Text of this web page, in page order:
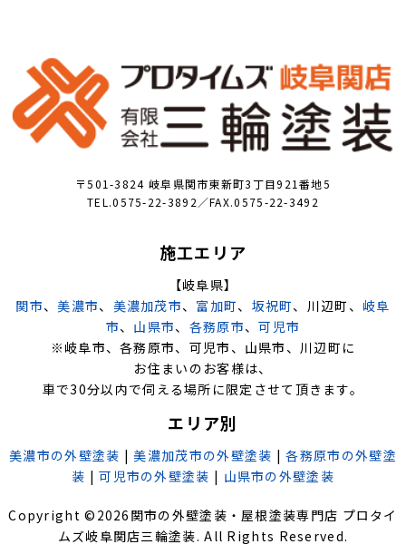
〒501-3824 岐阜県関市東新町3丁目921番地5
TEL.0575-22-3892／FAX.0575-22-3492
施工エリア
【岐阜県】
関市、美濃市、 美濃加茂市、 富加町、 坂祝町、川辺町、 岐阜
市、 山県市、 各務原市、可児市
※岐阜市、各務原市、可児市、山県市、川辺町に
お住まいのお客様は、
車で30分以内で伺える場所に限定させて頂きます。
エリア別
美濃市の外壁塗装 |美濃加茂市の外壁塗装 |各務原市の外壁塗
装 |可児市の外壁塗装 | 山県市の外壁塗装
Copyright © 2026 関市の外壁塗装・屋根塗装専門店 プロタイ
ムズ岐阜関店三輪塗装. All Rights Reserved.